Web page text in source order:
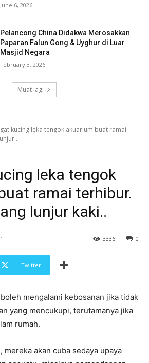
June 6, 2026
Pelancong China Didakwa Merosakkan
Paparan Falun Gong & Uyghur di Luar
Masjid Negara
February 3, 2026
Muat lagi